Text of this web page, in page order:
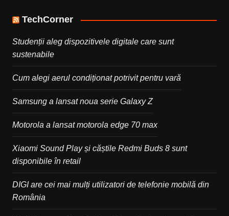
TechCorner
Studenții aleg dispozitivele digitale care sunt
sustenabile
Cum alegi aerul condiționat potrivit pentru vară
Samsung a lansat noua serie Galaxy Z
Motorola a lansat motorola edge 70 max
Xiaomi Sound Play și căștile Redmi Buds 8 sunt
disponibile în retail
DIGI are cei mai mulți utilizatori de telefonie mobilă din
România